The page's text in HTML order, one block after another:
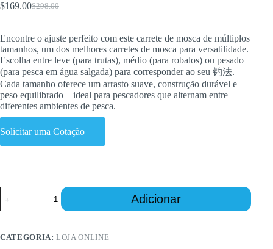
$298.00
O
original
era:
$298.00.
$169.00O
é:
$169.00.
Encontre o ajuste perfeito com este carrete de mosca de múltiplos
tamanhos, um dos melhores carretes de mosca para versatilidade.
Escolha entre leve (para trutas), médio (para robalos) ou pesado
(para pesca em água salgada) para corresponder ao seu 钓法.
Cada tamanho oferece um arrasto suave, construção durável e
peso equilibrado—ideal para pescadores que alternam entre
diferentes ambientes de pesca.
Solicitar uma Cotação
de
Best
Reels,
Fly
Adicionar
CATEGORIA:LOJA ONLINE